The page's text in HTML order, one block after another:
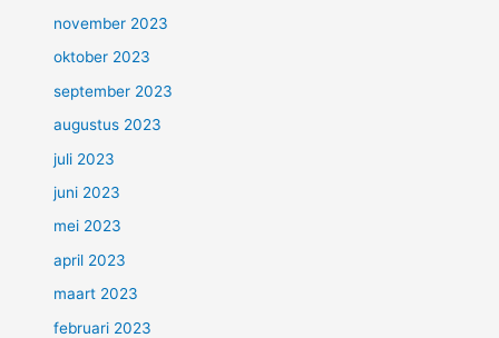
november 2023
oktober 2023
september 2023
augustus 2023
juli 2023
juni 2023
mei 2023
april 2023
maart 2023
februari 2023